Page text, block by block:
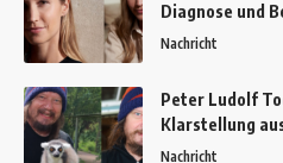
Diagnose und
Nachricht
Peter Ludolf
Klarstellung
Nachricht